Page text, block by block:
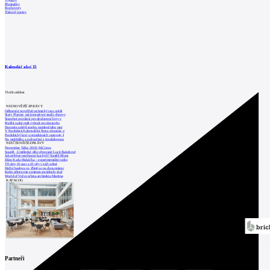
Přednášky
Rozhovory
Tiskové zprávy
Kalendář akcí 15
Vložit událost
NEJNOVĚJŠÍ ZPRÁVY
Odborníci prověřují technický stav opláš
Starý Plzenec má komplexní studii obnovy
Stavební povolení pro družstevní byty v
Pražští radní opět vybrali pro dostavbu
Daramis zahájil stavbu rezidenčního proj
V Pardubicích demoliční firma zbourala o
Pardubický kraj o prázdninách upravuje š
Na prohlídku a rozloučení s Invalidovnou
NEJČTENĚJŠÍ ZPRÁVY
November Talks 2018: M.Corea
Soutěž „Umělecké dílo věnované Lucii Bakešové
Jak nejlépe navrhnout kuchyň? Soutěž Blum
Dům Karla Hubáčka – experimentální rodin
Tři dny, tři noci a tři vily v záři světel
Hořící budova ve Zlíně se na dvou místec
Kolín připravuje centrum sociálních služ
World of Volvo očima architekta Martina
KATALOG
Partneři